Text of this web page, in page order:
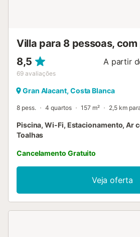
Villa para 8 pessoas,
8,5
69 avaliações
A partir
Gran Alacant, Costa Blanca
8 pess. 4 quartos 157 m² 2,5 km
Piscina, Wi-Fi, Estacionamento, Ar
Toalhas
Cancelamento Gratuito
Veja oferta